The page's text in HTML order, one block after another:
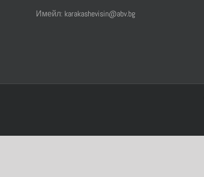
Имейл: karakashevisin@abv.bg